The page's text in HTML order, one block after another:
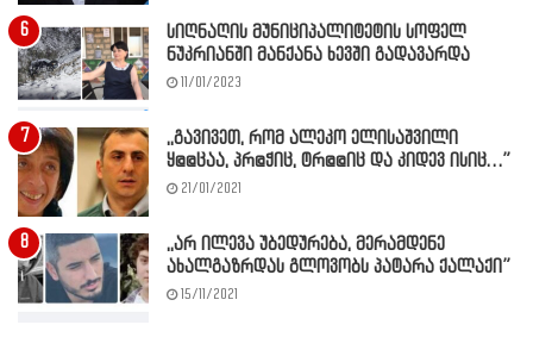
სიღნაღის მუნიციპალიტეტის სოფელ
ნუკრიანში მანქანა ხევში გადავარდა
11/01/2023
,,გავივეთ, რომ ალეკო ელისაშვილი
ყ@@ცაა, პრ@ჭიც, ტრ@@იც და კიდევ ისიც…”
21/01/2021
,,არ ილევა უბედურება, მერამდენე
ახალგაზრდას გლოვობს პატარა ქალაქი”
15/11/2021